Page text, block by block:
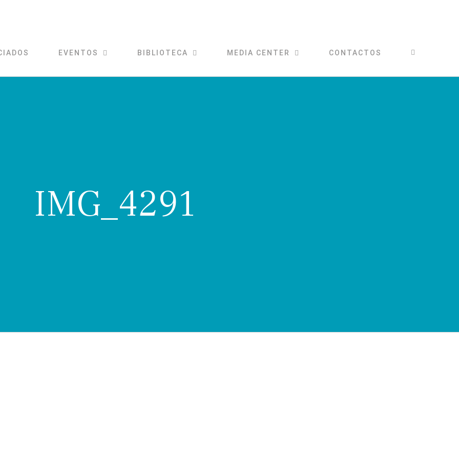
EVENTOS BIBLIOTECA MEDIA CENTER CONTACTOS
IMG_4291